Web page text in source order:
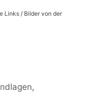
Links / Bilder von der
,